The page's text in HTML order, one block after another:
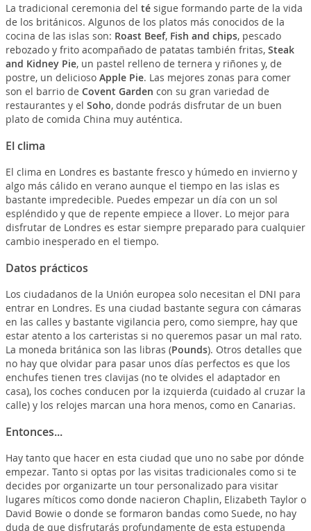
La tradicional ceremonia del tésigue formando parte de la vida
de los británicos. Algunos de los platos más conocidos de la
cocina de las islas son: Roast Beef, Fish and chips, pescado
rebozado y frito acompañado de patatas también fritas, Steak
and Kidney Pie, un pastel relleno de ternera y riñones y, de
postre, un delicioso Apple Pie. Las mejores zonas para comer
son el barrio de Covent Garden con su gran variedad de
restaurantes y el Soho, donde podrás disfrutar de un buen
plato de comida China muy auténtica.
El clima
El clima en Londres es bastante fresco y húmedo en invierno y
algo más cálido en verano aunque el tiempo en las islas es
bastante impredecible. Puedes empezar un día con un sol
espléndido y que de repente empiece a llover. Lo mejor para
disfrutar de Londres es estar siempre preparado para cualquier
cambio inesperado en el tiempo.
Datos prácticos
Los ciudadanos de la Unión europea solo necesitan el DNI para
entrar en Londres. Es una ciudad bastante segura con cámaras
en las calles y bastante vigilancia pero, como siempre, hay que
estar atento a los carteristas si no queremos pasar un mal rato.
La moneda británica son las libras (Pounds). Otros detalles que
no hay que olvidar para pasar unos días perfectos es que los
enchufes tienen tres clavijas (no te olvides el adaptador en
casa), los coches conducen por la izquierda (cuidado al cruzar la
calle) y los relojes marcan una hora menos, como en Canarias.
Entonces...
Hay tanto que hacer en esta ciudad que uno no sabe por dónde
empezar. Tanto si optas por las visitas tradicionales como si te
decides por organizarte un tour personalizado para visitar
lugares míticos como donde nacieron Chaplin, Elizabeth Taylor o
David Bowie o donde se formaron bandas como Suede, no hay
duda de que disfrutarás profundamente de esta estupenda